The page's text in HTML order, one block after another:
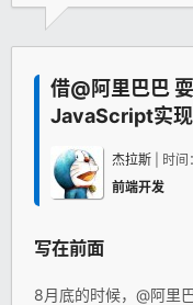
借@阿里巴巴
JavaScript实
杰拉斯 | 时间：
前端开发
写在前面
8月底的时候，@阿里